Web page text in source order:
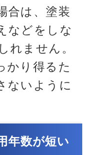
合は、塗装
などをしな
れません。
かり得るた
ないように
年数が短い